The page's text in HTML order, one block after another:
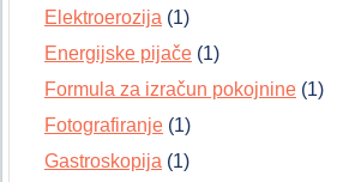
Elektroerozija (1)
Energijske pijače (1)
Formula za izračun pokojnine (1)
Fotografiranje (1)
Gastroskopija (1)